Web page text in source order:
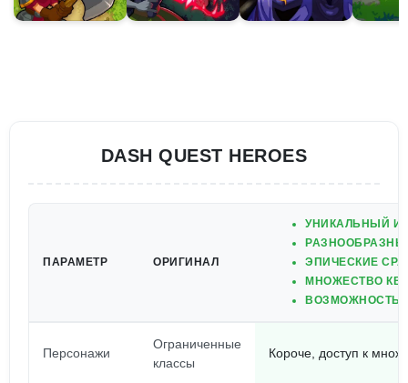
DASH QUEST HEROES
ПАРАМЕТР ОРИГИНАЛ
УНИКАЛЬНЫЙ
ЭПИЧЕСКИЕ
МНОЖЕСТВО
ВОЗМОЖНОСТЬ
Персонажи
Ограниченные
классы
Короче, доступ к